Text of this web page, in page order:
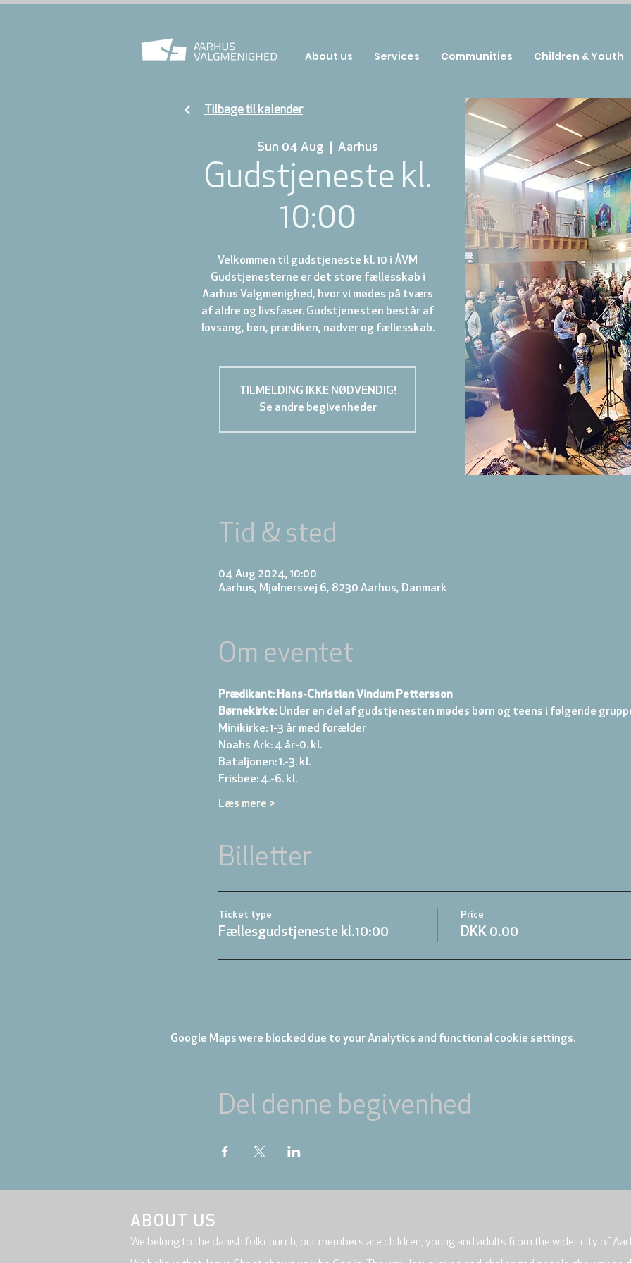
Sun 04 Aug
  |
Aarhus
Gudstjeneste kl.
10:00
Velkommen til gudstjeneste kl. 10 i ÅVM
Gudstjenesterne er det store fællesskab i
Aarhus Valgmenighed, hvor vi mødes på tværs
af aldre og livsfaser. Gudstjenesten består af
lovsang, bøn, prædiken, nadver og fællesskab.
TILMELDING IKKE NØDVENDIG!
Se andre begivenheder
Tid & sted
04 Aug 2024, 10:00
Aarhus, Mjølnersvej 6, 8230 Aarhus, Danmark
Om eventet
Prædikant: Hans-Christian Vindum Pettersson
Børnekirke: Under en del af gudstjenesten mødes børn og teens i følgende
Minikirke: 1-3 år med forælder
Noahs Ark: 4 år-0. kl.
Bataljonen: 1.-3. kl.
Frisbee: 4.-6. kl.
Læs mere >
Billetter
Ticket type
Fællesgudstjeneste kl.10:00
Price
DKK 0.00
Google Maps were blocked due to your Analytics and functional cookie settings.
Del denne begivenhed
Tilbage til kalender
About us Services Communities Children & Youth
ABOUT US
We belong to the danish folkchurch, our members are children, young and adults from the wider city of